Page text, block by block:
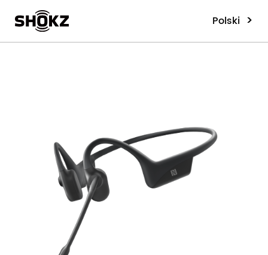
Polski >